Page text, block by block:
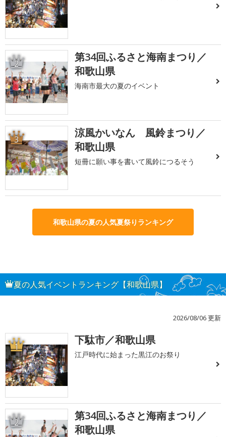
2
第34回ふるさと海南まつり／
和歌山県
海南市最大の夏のイベント
3
涼風かいなん 風鈴まつり／
和歌山県
短冊に願い事を書いて風鈴につるそう
和歌山県の夏の人気夏祭りランキング
夏の人気イベントランキング【和歌山県】
2026/08/06 更新
1 下駄市／和歌山県
江戸時代に始まった黒江のお祭り
2
第34回ふるさと海南まつり／
和歌山県